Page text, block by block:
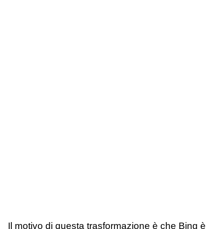
Il motivo di questa trasformazione è che Bing è